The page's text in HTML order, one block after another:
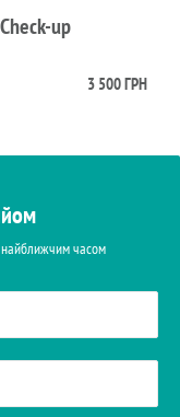
up
3 500 ГРН
часом